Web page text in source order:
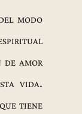
modo
amor
vida.
tiene